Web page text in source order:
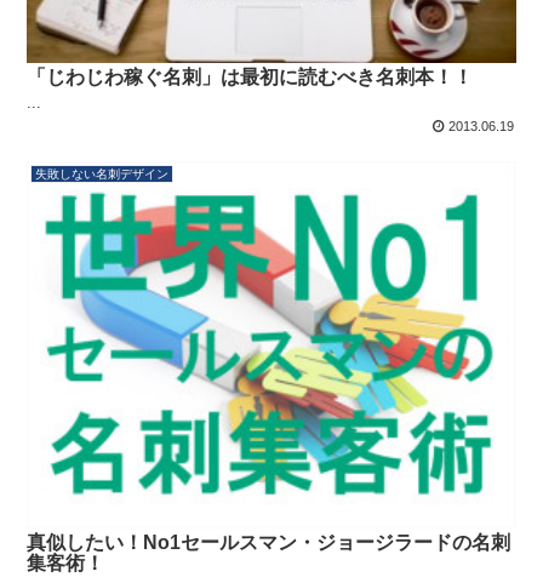
「じわじわ稼ぐ名刺」は最初に読むべき名刺本！！
...
2013.06.19
失敗しない名刺デザイン
真似したい！No1セールスマン・ジョージラードの名刺
集客術！